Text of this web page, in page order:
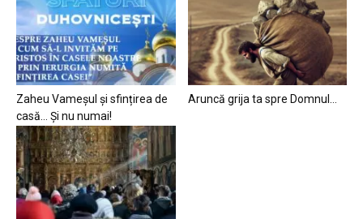
Zaheu Vameșul și sfințirea de
casă… Și nu numai!
Aruncă grija ta spre Domnul…